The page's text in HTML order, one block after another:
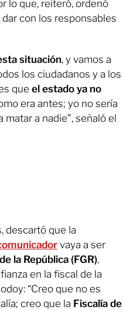
lo que, reiteró, ordenó
con los responsables
situación, y vamos a
los ciudadanos y a los
que el estado ya no
era antes; yo no sería
matar a nadie”, señaló el
descartó que la
vaya a ser
la República (FGR),
en la fiscal de la
“Creo que no es
creo que la Fiscalía de